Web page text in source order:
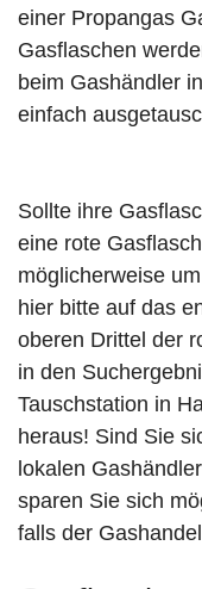
einer Propangas
Gasflaschen
beim Gashändler
einfach
Sollte ihre
eine rote
möglicherweise
hier bitte auf das
oberen Drittel der
in den
Tauschstation in
heraus! Sind Sie
lokalen
sparen Sie sich
falls der